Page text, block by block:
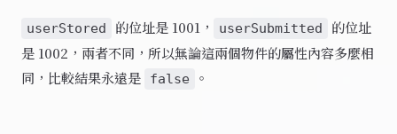
userStored 的位址是 1001， userSubmitted
的位址
是 1002，兩者不同，所以無論這兩個物件的屬性內容多麼相
同，比較結果永遠是
false 。